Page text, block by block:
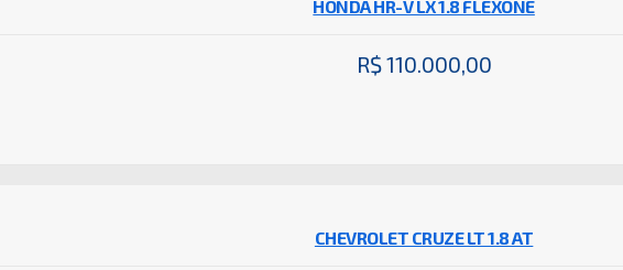
HONDA HR-V LX 1.8 FLEXONE
R$ 110.000,00
CHEVROLET CRUZE LT 1.8 AT